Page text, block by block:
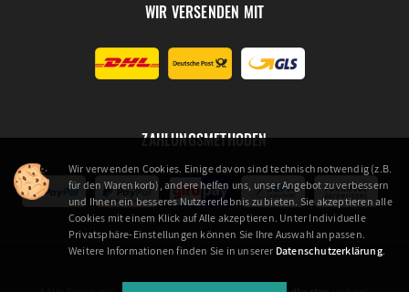
WIR VERSENDEN MIT
ZAHLUNGSMETHODEN
Wir verwenden Cookies. Einige davon sind technisch notwendig (z.B.
für den Warenkorb), andere helfen uns, unser Angebot zu verbessern
und Ihnen ein besseres Nutzererlebnis zu bieten. Sie akzeptieren alle
Cookies mit einem Klick auf Alle akzeptieren. Unter Individuelle
Privatsphäre-Einstellungen können Sie Ihre Auswahl anpassen.
Weitere Informationen finden Sie in unserer Datenschutzerklärung.